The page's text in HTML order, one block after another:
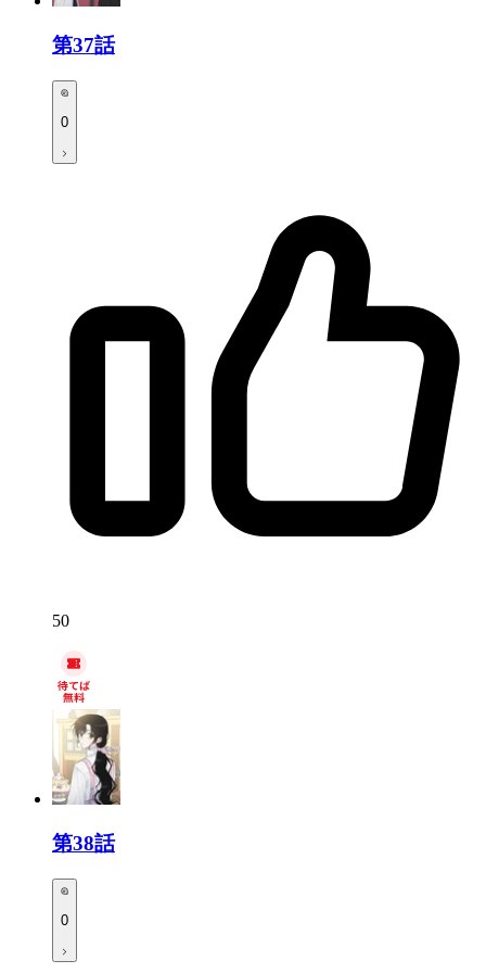
第37話
0
50
第38話
0